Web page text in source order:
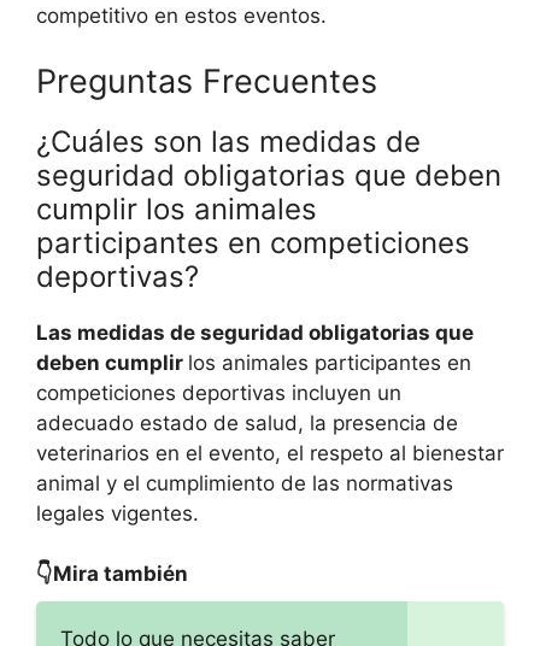
competitivo en estos eventos.
Preguntas Frecuentes
¿Cuáles son las medidas de
seguridad obligatorias que deben
cumplir los animales
participantes en competiciones
deportivas?
Las medidas de seguridad obligatorias que
deben cumplir los animales participantes en
competiciones deportivas incluyen un
adecuado estado de salud, la presencia de
veterinarios en el evento, el respeto al bienestar
animal y el cumplimiento de las normativas
legales vigentes.
👇Mira también
Todo lo que necesitas saber